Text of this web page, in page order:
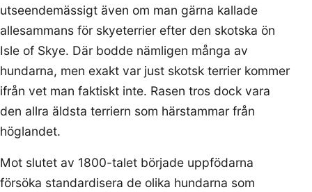
utseendemässigt även om man gärna kallade
allesammans för skyeterrier efter den skotska ön
Isle of Skye. Där bodde nämligen många av
hundarna, men exakt var just skotsk terrier kommer
ifrån vet man faktiskt inte. Rasen tros dock vara
den allra äldsta terriern som härstammar från
höglandet.
Mot slutet av 1800-talet började uppfödarna
försöka standardisera de olika hundarna som